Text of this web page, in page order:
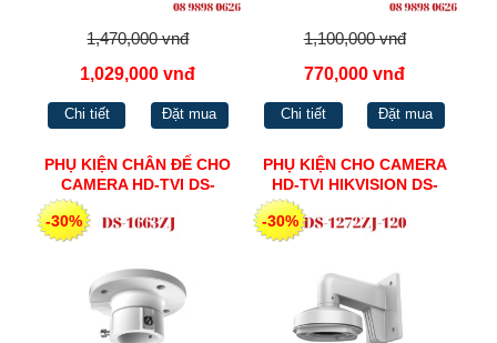
1,470,000 vnđ
1,029,000 vnđ
Chi tiết Đặt mua
1,100,000 vnđ
770,000 vnđ
Chi tiết Đặt mua
PHỤ KIỆN CHÂN ĐẾ CHO
CAMERA HD-TVI DS-
-30%
PHỤ KIỆN CHO CAMERA
HD-TVI HIKVISION DS-
-30%